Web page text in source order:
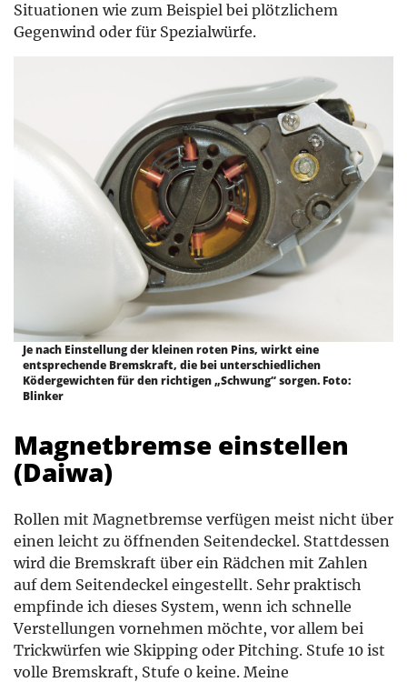
Situationen wie zum Beispiel bei plötzlichem
Gegenwind oder für Spezialwürfe.
Je nach Einstellung der kleinen roten Pins, wirkt eine
entsprechende Bremskraft, die bei unterschiedlichen
Ködergewichten für den richtigen „Schwung“ sorgen. Foto:
Blinker
Magnetbremse einstellen
(Daiwa)
Rollen mit Magnetbremse verfügen meist nicht über
einen leicht zu öffnenden Seitendeckel. Stattdessen
wird die Bremskraft über ein Rädchen mit Zahlen
auf dem Seitendeckel eingestellt. Sehr praktisch
empfinde ich dieses System, wenn ich schnelle
Verstellungen vornehmen möchte, vor allem bei
Trickwürfen wie Skipping oder Pitching. Stufe 10 ist
volle Bremskraft, Stufe 0 keine. Meine